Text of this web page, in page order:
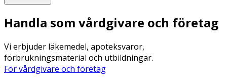
Handla som vårdgivare och företag
Vi erbjuder läkemedel, apoteksvaror,
förbrukningsmaterial och utbildningar.
För vårdgivare och företag